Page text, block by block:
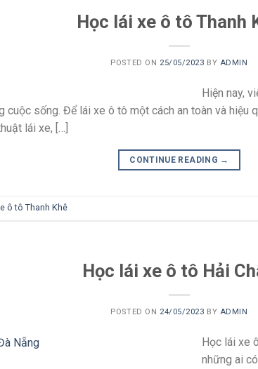
Học lái xe ô tô Thanh
POSTED ON 25/05/2023 BY ADMIN
Hiện nay,
cuộc sống. Để lái xe ô tô một cách an toàn và hiệu
lái xe, […]
CONTINUE READING →
ô tô Thanh Khê
Học lái xe ô tô Hải
POSTED ON 24/05/2023 BY ADMIN
Học lái xe
những ai